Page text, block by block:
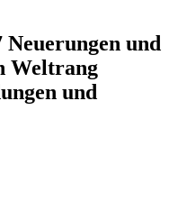
und
Weltrang
und